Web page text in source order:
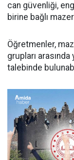
can güvenliği,
birine bağlı
Öğretmenler,
grupları
talebinde